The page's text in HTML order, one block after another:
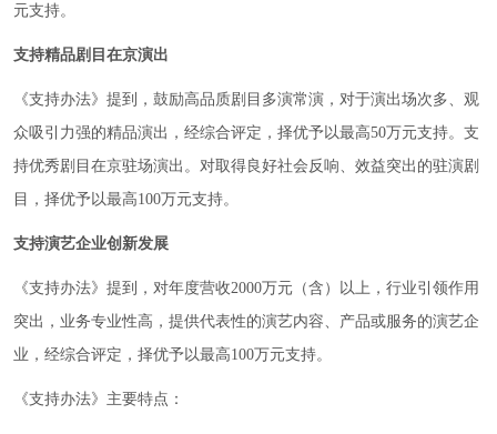
元支持。
支持精品剧目在京演出
《支持办法》提到，鼓励高品质剧目多演常演，对于演出场次多、观
众吸引力强的精品演出，经综合评定，择优予以最高50万元支持。支
持优秀剧目在京驻场演出。对取得良好社会反响、效益突出的驻演剧
目，择优予以最高100万元支持。
支持演艺企业创新发展
《支持办法》提到，对年度营收2000万元（含）以上，行业引领作用
突出，业务专业性高，提供代表性的演艺内容、产品或服务的演艺企
业，经综合评定，择优予以最高100万元支持。
《支持办法》主要特点：